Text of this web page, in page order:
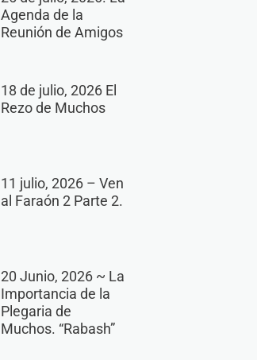
Agenda de la
Reunión de Amigos
18 de julio, 2026 El
Rezo de Muchos
11 julio, 2026 – Ven
al Faraón 2 Parte 2.
20 Junio, 2026 ~ La
Importancia de la
Plegaria de
Muchos. “Rabash”